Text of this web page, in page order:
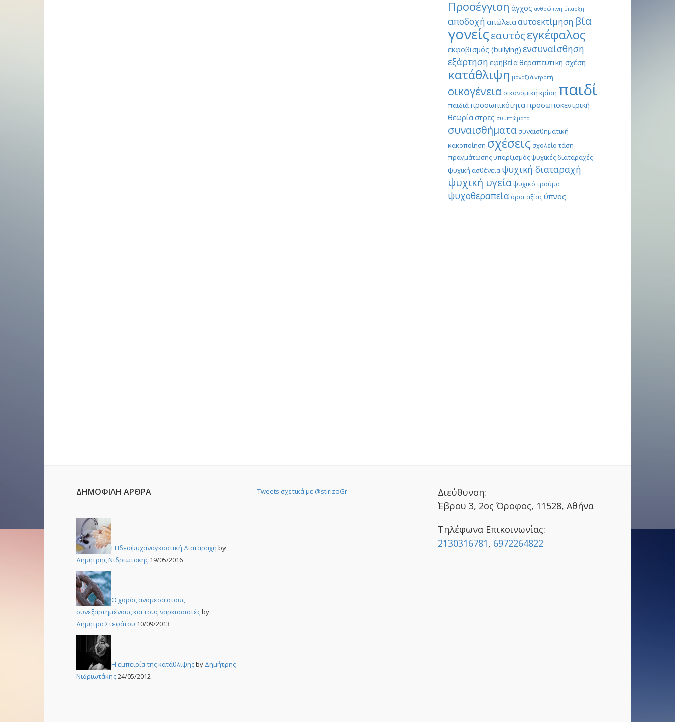
Προσέγγιση άγχος ανθρώπινη ύπαρξη
αποδοχή απώλειααυτοεκτίμηση βία
γονείςεαυτόςεγκέφαλος
εκφοβισμός (bullying) ενσυναίσθηση
εξάρτηση εφηβείαθεραπευτική σχέση
κατάθλιψη μοναξιά ντροπή
οικογένεια οικονομική κρίση παιδί
παιδιάπροσωπικότηταπροσωποκεντρική
θεωρίαστρες συμπτώματα
συναισθήματασυναισθηματική
κακοποίηση σχέσεις σχολείο τάση
πραγμάτωσηςυπαρξισμόςψυχικές διαταραχές
ψυχική ασθένεια ψυχική διαταραχή
ψυχική υγείαψυχικό τραύμα
ψυχοθεραπεία όροι αξίαςύπνος
ΔΗΜΟΦΙΛΉ ΆΡΘΡΑ
Η Ιδεοψυχαναγκαστική Διαταραχή by
Δημήτρης Νιδριωτάκης 19/05/2016
Ο χορός ανάμεσα στους
συνεξαρτημένους και τους ναρκισσιστέςby
Δήμητρα Στεφάτου 10/09/2013
Η εμπειρία της κατάθλιψηςby Δημήτρης
Νιδριωτάκης24/05/2012
Tweets σχετικά με @stirizoGr
Διεύθυνση:
Έβρου 3, 2ος Όροφος, 11528, Αθήνα
Τηλέφωνα Επικοινωνίας:
2130316781, 6972264822